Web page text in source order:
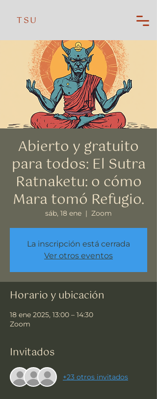
TSU
Abierto y gratuito
para todos: El Sutra
Ratnaketu: o cómo
Mara tomó Refugio.
sáb, 18 ene
  |
Zoom
La inscripción está cerrada
Ver otros eventos
Horario y ubicación
18 ene 2025, 13:00 – 14:30
Zoom
Invitados
+23 otros invitados